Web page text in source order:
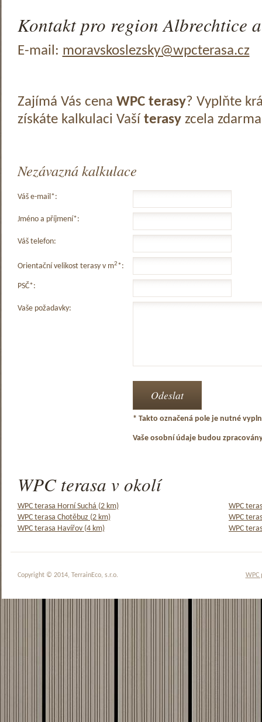
Kontakt pro region Albrechtice
E-mail: moravskoslezsky@wpcterasa.cz
Zajímá Vás cena WPC terasy? Vyplňte
získáte kalkulaci Vaší terasyzcela
Nezávazná kalkulace
Váš e-mail*:
Jméno a příjmení*:
Váš telefon:
Orientační velikost terasy v m2*:
PSČ*:
Vaše požadavky:
* Takto označená pole je nutné
Vaše osobní údaje budou
WPC terasa v okolí
WPC terasa Horní Suchá (2 km)
WPC
WPC terasa Chotěbuz (2 km)
WPC
WPC terasa Havířov (4 km)
WPC
WPC
Copyright © 2014, TerrainEco, s.r.o.